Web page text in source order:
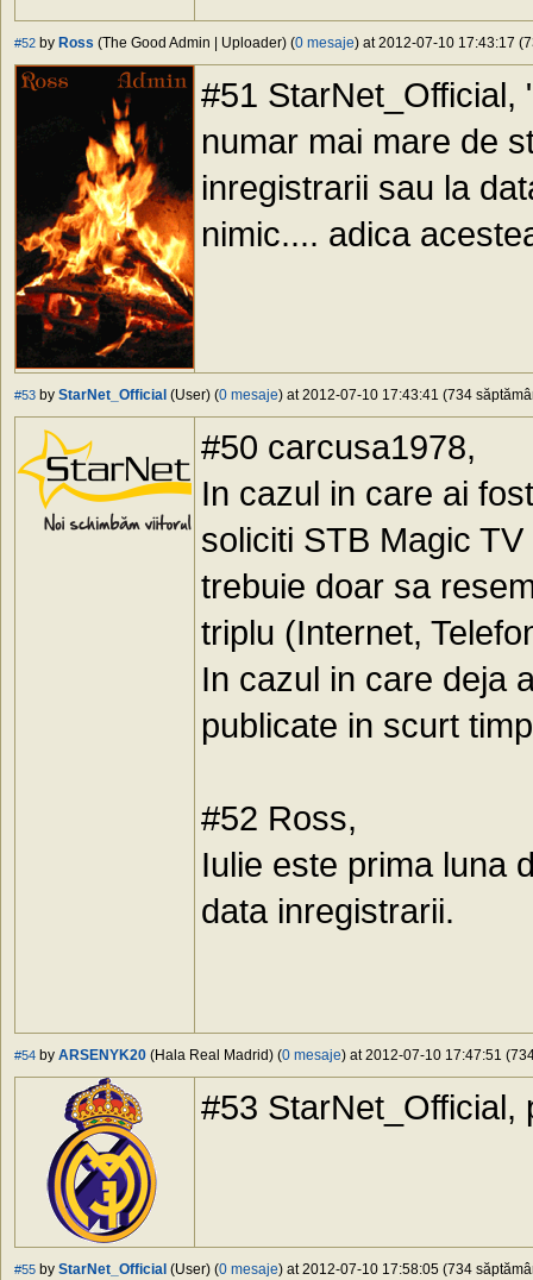
#52 by Ross (The Good Admin | Uploader) (0 mesaje) at 2012-07-10 17:43:17
#51 StarNet_Official,
numar mai mare de
inregistrarii sau la
nimic.... adica
#53 by StarNet_Official (User) (0 mesaje) at 2012-07-10 17:43:41 (734
#50 carcusa1978,
In cazul in care ai
soliciti STB Magic
trebuie doar sa
triplu (Internet,
In cazul in care deja
publicate in scurt
#52 Ross,
Iulie este prima luna
data inregistrarii.
#54 by ARSENYK20 (Hala Real Madrid) (0 mesaje) at 2012-07-10 17:47:51
#53 StarNet_Official,
#55 by StarNet_Official (User) (0 mesaje) at 2012-07-10 17:58:05 (734